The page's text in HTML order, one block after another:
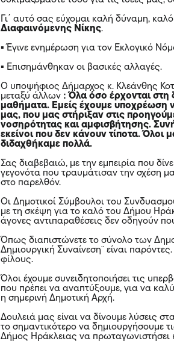
Γι΄ αυτό σας εύχομαι καλή δύναμη,
Διαφαινόμενης Νίκης.
▪ Έγινε ενημέρωση για τον Εκλογικό
▪ Επισημάνθηκαν οι βασικές αλλαγές.
Ο υποψήφιος Δήμαρχος κ. Κλεάνθης
μεταξύ άλλων ꓽΌλα όσο έρχονται στη
μαθήματα. Εμείς έχουμε υποχρέωση
μας, που μας στήριξαν στις
νοσηρότητας και αμφισβήτησης.
εκείνοι που δεν κάνουν τίποτα.
διδαχθήκαμε πολλά.
Σας διαβεβαιώ, με την εμπειρία που
γεγονότα που τραυμάτισαν την σχέση
στο παρελθόν.
Οι Δημοτικοί Σύμβουλοι του
με τη σκέψη για το καλό του Δήμου
άγονες αντιπαραθέσεις δεν οδηγούν
Όπως διαπιστώνετε το σύνολο των
Δημιουργική Συναίνεση¨ είναι
φίλους.
Όλοι έχουμε συνειδητοποιήσει τις
που πρέπει να αναπτύξουμε, για να
η σημερινή Δημοτική Αρχή.
Δουλειά μας είναι να δίνουμε λύσεις
το σημαντικότερο να δημιουργήσουμε
Δήμος Ηράκλειας να πρωταγωνιστήσει